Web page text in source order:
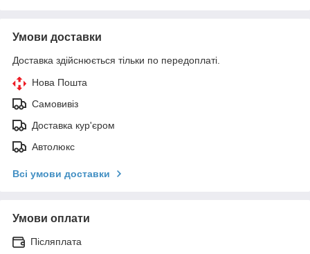
Умови доставки
Доставка здійснюється тільки по передоплаті.
Нова Пошта
Самовивіз
Доставка кур'єром
Автолюкс
Всі умови доставки
Умови оплати
Післяплата